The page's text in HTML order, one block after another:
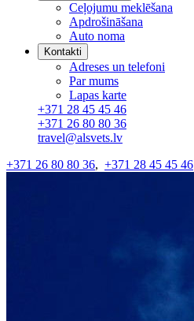
Ceļojumu meklēšana
Apdrošināšana
Auto noma
Kontakti
Adreses un telefoni
Par mums
Lapas karte
+371 28 45 45 46
+371 26 80 80 36
travel@alsvets.lv
+371 26 80 80 36, +371 28 45 45 46